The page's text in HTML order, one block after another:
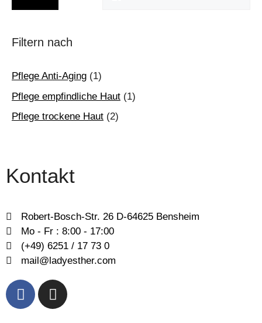
Filtern nach
Pflege Anti-Aging (1)
Pflege empfindliche Haut (1)
Pflege trockene Haut (2)
Kontakt
Robert-Bosch-Str. 26 D-64625 Bensheim
Mo - Fr : 8:00 - 17:00
(+49) 6251 / 17 73 0
mail@ladyesther.com